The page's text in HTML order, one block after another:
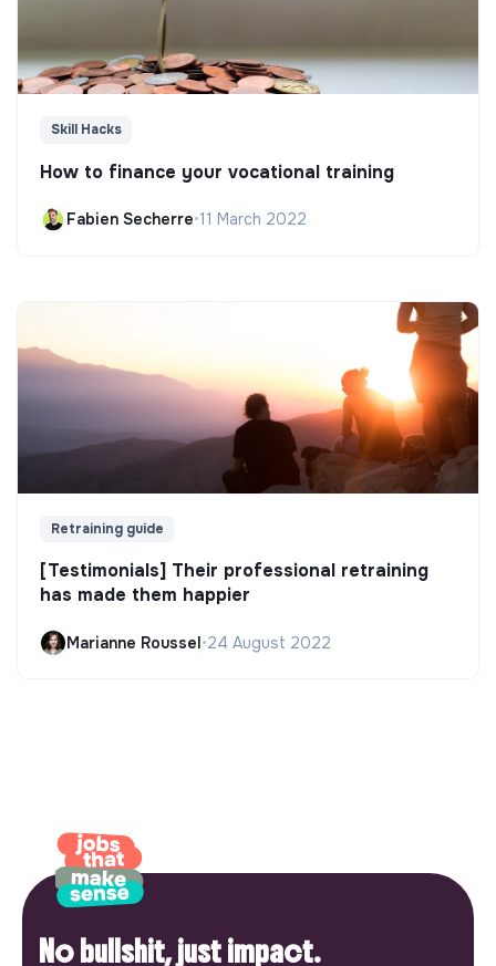
Skill Hacks
How to finance your vocational training
Fabien Secherre•11 March 2022
Retraining guide
[Testimonials] Their professional retraining
has made them happier
Marianne Roussel•24 August 2022
No bullshit, just impact.